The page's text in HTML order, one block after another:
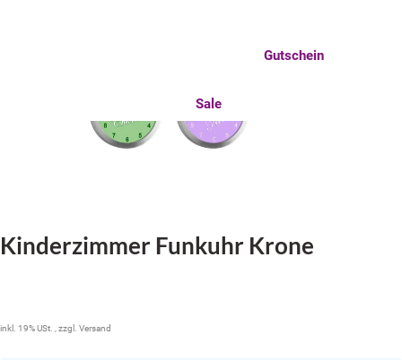
Gutschein
Sale
Kinderzimmer Funkuhr Krone
inkl. 19% USt. , zzgl. Versand